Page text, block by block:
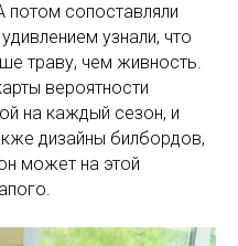
потом сопоставляли
узнали, что
траву, чем живность.
вероятности
на каждый сезон, и
дизайны билбордов,
может на этой